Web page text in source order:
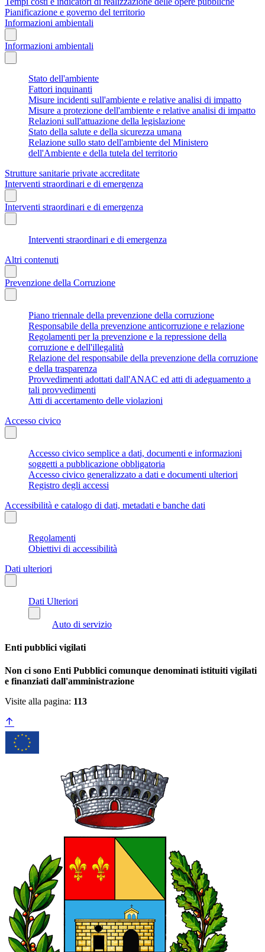
Pianificazione e governo del territorio
Informazioni ambientali
Informazioni ambientali
Stato dell'ambiente
Fattori inquinanti
Misure incidenti sull'ambiente e relative analisi di impatto
Misure a protezione dell'ambiente e relative analisi di impatto
Relazioni sull'attuazione della legislazione
Stato della salute e della sicurezza umana
Relazione sullo stato dell'ambiente del Ministero
dell'Ambiente e della tutela del territorio
Strutture sanitarie private accreditate
Interventi straordinari e di emergenza
Interventi straordinari e di emergenza
Interventi straordinari e di emergenza
Altri contenuti
Prevenzione della Corruzione
Piano triennale della prevenzione della corruzione
Responsabile della prevenzione anticorruzione e relazione
Regolamenti per la prevenzione e la repressione della
corruzione e dell'illegalità
Relazione del responsabile della prevenzione della corruzione
e della trasparenza
Provvedimenti adottati dall'ANAC ed atti di adeguamento a
tali provvedimenti
Atti di accertamento delle violazioni
Accesso civico
Accesso civico semplice a dati, documenti e informazioni
soggetti a pubblicazione obbligatoria
Accesso civico generalizzato a dati e documenti ulteriori
Registro degli accessi
Accessibilità e catalogo di dati, metadati e banche dati
Regolamenti
Obiettivi di accessibilità
Dati ulteriori
Dati Ulteriori
Auto di servizio
Enti pubblici vigilati
Non ci sono Enti Pubblici comunque denominati istituiti vigilati
e finanziati dall'amministrazione
Visite alla pagina: 113